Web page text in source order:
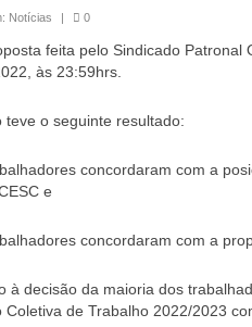
Notícias | 0
feita pelo Sindicado
às 23:59hrs.
teve o seguinte resultado:
concordaram com a
e
concordaram com a
à decisão da maioria dos
Coletiva de Trabalho 2022/2023